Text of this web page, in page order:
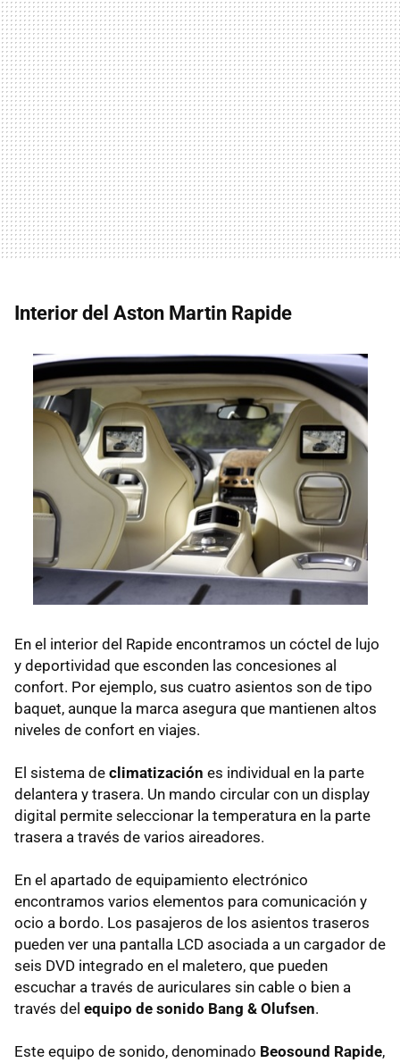
Interior del Aston Martin Rapide
En el interior del Rapide encontramos un cóctel de lujo
y deportividad que esconden las concesiones al
confort. Por ejemplo, sus cuatro asientos son de tipo
baquet, aunque la marca asegura que mantienen altos
niveles de confort en viajes.
El sistema de climatización es individual en la parte
delantera y trasera. Un mando circular con un display
digital permite seleccionar la temperatura en la parte
trasera a través de varios aireadores.
En el apartado de equipamiento electrónico
encontramos varios elementos para comunicación y
ocio a bordo. Los pasajeros de los asientos traseros
pueden ver una pantalla LCD asociada a un cargador de
seis DVD integrado en el maletero, que pueden
escuchar a través de auriculares sin cable o bien a
través del equipo de sonido Bang & Olufsen.
Este equipo de sonido, denominado Beosound Rapide,